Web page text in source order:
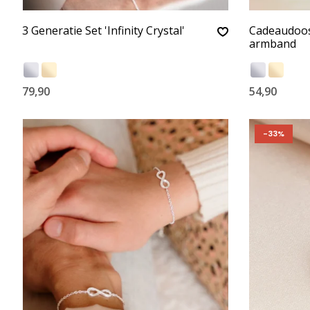
3 Generatie Set 'Infinity Crystal'
79,90
armband
54,90
-33%